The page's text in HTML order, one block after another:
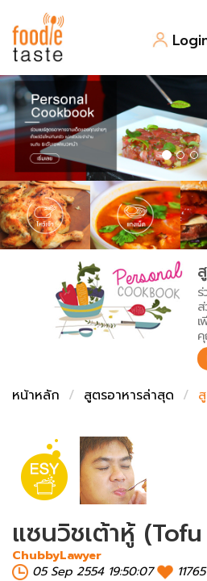
สูตรอาหาร
สูตรอาหารล่าสุด
Top Foodie
พาไปชิม
สารพันก้นครัว
เคล็ดลับน่ารู้
เปรียบเทียบหน่วยการต
เปรียบเทียบอุณหภูมิ
เปรียบเทียบน้ำหนักวัตถุ
FoodPedia
สร้าง Cookbook
หน้าหลัก
สูตรอาหารล่าสุด
แซนวิชเต้าหู้
ChubbyLawyer
05 Sep 2554 19:50:07